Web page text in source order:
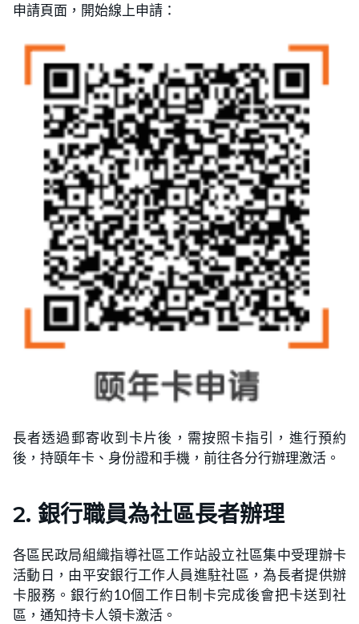
申請頁面，開始線上申請：
長者透過郵寄收到卡片後，需按照卡指引，進行預約
後，持頤年卡、身份證和手機，前往各分行辦理激活。
2. 銀行職員為社區長者辦理
各區民政局組織指導社區工作站設立社區集中受理辦卡
活動日，由平安銀行工作人員進駐社區，為長者提供辦
卡服務。銀行約10個工作日制卡完成後會把卡送到社
區，通知持卡人領卡激活。